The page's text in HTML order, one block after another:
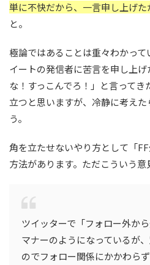
単に不快だから、一言申し上げた
と。
極論ではあることは重々わかっ
イートの発信者に苦言を申し上
な！すっこんでろ！」と言って
立つと思いますが、冷静に考え
う。
角を立たせないやり方として「
方法があります。ただこういう意
ツイッターで「フォロー外か
マナーのようになっているが
のでフォロー関係にかかわら